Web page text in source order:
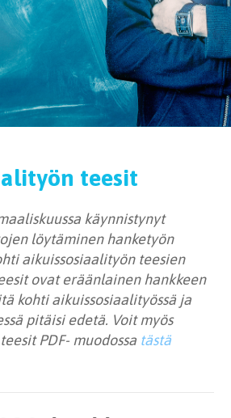
teesit
käynnistynyt
löytäminen hanketyön
aikuissosiaalityön teesien
ovat eräänlainen hankkeen
kohti aikuissosiaalityössä ja
pitäisi edetä. Voit myös
PDF- muodossa tästä